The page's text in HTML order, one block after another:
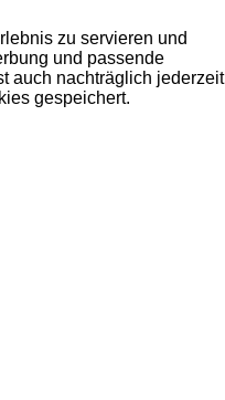
zu servieren und
und passende
auch nachträglich jederzeit
gespeichert.